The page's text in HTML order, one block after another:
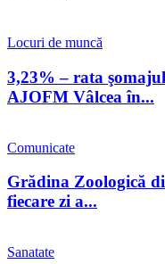
Locuri de muncă
3,23% – rata
AJOFM Vâlcea în...
Comunicate
Grădina Zoologică
fiecare zi a...
Sanatate